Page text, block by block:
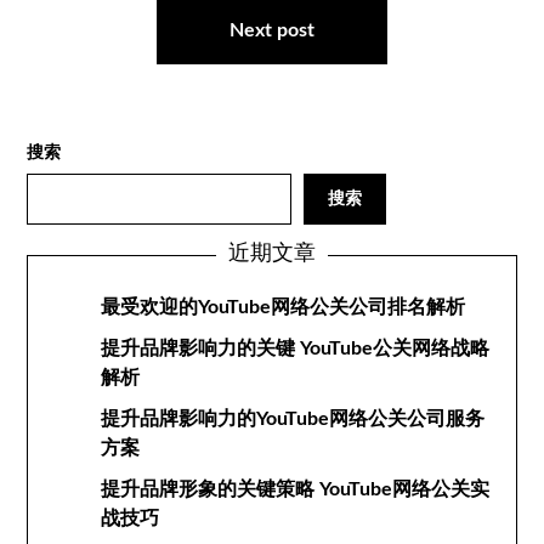
Next post
搜索
搜索
近期文章
最受欢迎的YouTube网络公关公司排名解析
提升品牌影响力的关键 YouTube公关网络战略
解析
提升品牌影响力的YouTube网络公关公司服务
方案
提升品牌形象的关键策略 YouTube网络公关实
战技巧